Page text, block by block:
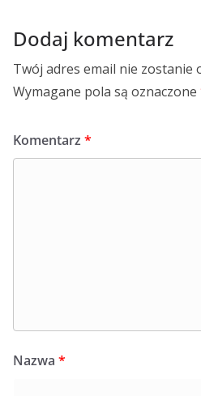
Dodaj komentarz
Twój adres email nie zostanie
Wymagane pola są oznaczone
Komentarz *
Nazwa *